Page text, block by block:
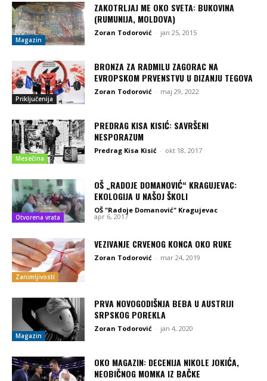
Magazin
ZAKOTRLJAJ ME OKO SVETA: BUKOVINA
(RUMUNIJA, MOLDOVA)
Zoran Todorović - jan 25, 2015
Priključenija
BRONZA ZA RADMILU ZAGORAC NA
EVROPSKOM PRVENSTVU U DIZANJU TEGOVA
Zoran Todorović - maj 29, 2022
Mesečina
PREDRAG KISA KISIĆ: SAVRŠENI
NESPORAZUM
Predrag Kisa Kisić - okt 18, 2017
Otvorena vrata
OŠ „RADOJE DOMANOVIĆ“ KRAGUJEVAC:
EKOLOGIJA U NAŠOJ ŠKOLI
OŠ "Radoje Domanović" Kragujevac -
apr 6, 2017
Zanimljivosti
VEZIVANJE CRVENOG KONCA OKO RUKE
Zoran Todorović - mar 24, 2019
Magazin
PRVA NOVOGODIŠNJA BEBA U AUSTRIJI
SRPSKOG POREKLA
Zoran Todorović - jan 4, 2020
OKO MAGAZIN: DECENIJA NIKOLE JOKIĆA,
NEOBIČNOG MOMKA IZ BAČKE